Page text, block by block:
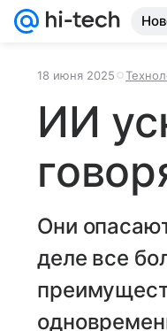
18 июня 2025
ИИ
Они
деле все